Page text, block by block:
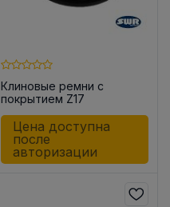
Клиновые ремни с
покрытием Z17
Цена доступна
после
авторизации